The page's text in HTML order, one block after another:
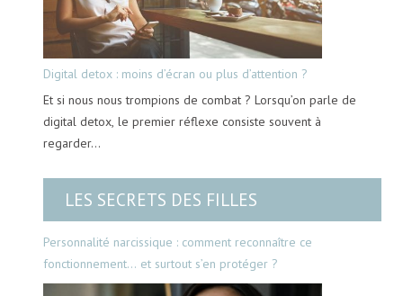
Digital detox : moins d’écran ou plus d’attention ?
Et si nous nous trompions de combat ? Lorsqu’on parle de
digital detox, le premier réflexe consiste souvent à
regarder…
LES SECRETS DES FILLES
Personnalité narcissique : comment reconnaître ce
fonctionnement… et surtout s’en protéger ?